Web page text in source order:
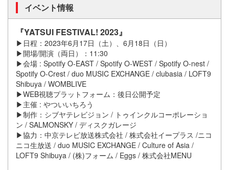
イベント情報
『YATSUI FESTIVAL! 2023』
▶日程：2023年6月17日（土）、6月18日（日）
▶開場/開演（両日）：11:30
▶会場 : Spotify O-EAST / Spotify O-WEST / Spotify O-nest /
Spotify O-Crest / duo MUSIC EXCHANGE / clubasia / LOFT9
Shibuya / WOMBLIVE
▶WEB視聴プラットフォーム：後日公開予定
▶主催 : やついいちろう
▶制作：シブヤテレビジョン / トゥインクルコーポレーショ
ン / SALMONSKY / ディスクガレージ
▶協力：中京テレビ放送株式会社 / 株式会社イープラス /ニコ
ニコ生放送 / duo MUSIC EXCHANGE / Culture of Asia /
LOFT9 Shibuya / (株)フォーム / Eggs / 株式会社MENU